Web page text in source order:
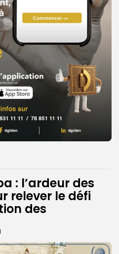
: l’ardeur des
relever le défi
des